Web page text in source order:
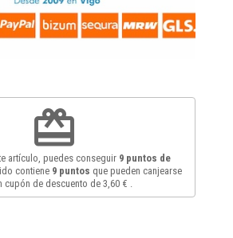
redeem
artículo, puedes conseguir 9 puntos de
contiene 9 puntos que pueden canjearse
cupón de descuento de 3,60 €